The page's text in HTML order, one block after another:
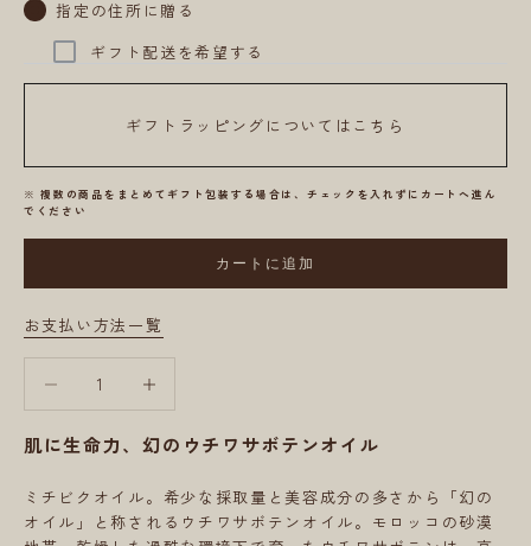
指定の住所に贈る
ギフト配送を希望する
ギフトラッピングについてはこちら
※ 複数の商品をまとめてギフト包装する場合は、チェックを入れずにカートへ進ん
でください
カートに追加
お支払い方法一覧
肌に生命力、幻のウチワサボテンオイル
ミチビクオイル。希少な採取量と美容成分の多さから「幻の
オイル」と称されるウチワサボテンオイル。モロッコの砂漠